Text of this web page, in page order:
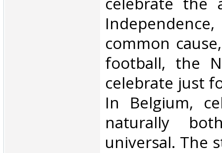
common
football, the
celebrate just
In Belgium,
naturally
universal. The